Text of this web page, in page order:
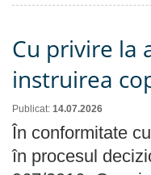
Cu privire la
instruirea
Publicat: 14.07.2026
În conformitate
în procesul